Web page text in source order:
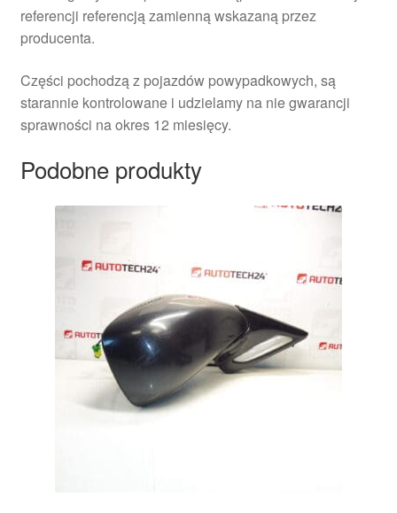
referencji referencją zamienną wskazaną przez
producenta.
Części pochodzą z pojazdów powypadkowych, są
starannie kontrolowane i udzielamy na nie gwarancji
sprawności na okres 12 miesięcy.
Podobne produkty